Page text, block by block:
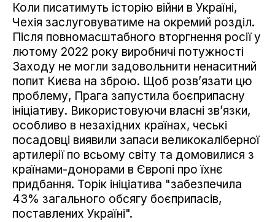
Коли писатимуть історію війни в Україні,
Чехія заслуговуватиме на окремий розділ.
Після повномасштабного вторгнення росії у
лютому 2022 року виробничі потужності
Заходу не могли задовольнити ненаситний
попит Києва на зброю. Щоб розв’язати цю
проблему, Прага запустила боєприпасну
ініціативу. Використовуючи власні зв’язки,
особливо в незахідних країнах, чеські
посадовці виявили запаси великокаліберної
артилерії по всьому світу та домовилися з
країнами-донорами в Європі про їхнє
придбання. Торік ініціатива "забезпечила
43% загального обсягу боєприпасів,
поставлених Україні".